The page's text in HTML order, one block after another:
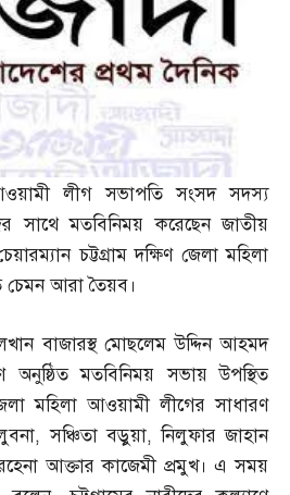
লীগ সভাপতি সংসদ সদস্য
সাথে মতবিনিময় করেছেন জাতীয়
চট্টগ্রাম দক্ষিণ জেলা মহিলা
আরা তৈয়ব।
বাজারস্থ মোছলেম উদ্দিন আহমদ
অনুষ্ঠিত মতবিনিময় সভায় উপস্থিত
মহিলা আওয়ামী লীগের সাধারণ
,সঞ্চিতা বড়ুয়া,নিলুফার জাহান
আক্তার কাজেমী প্রমুখ। এ সময়